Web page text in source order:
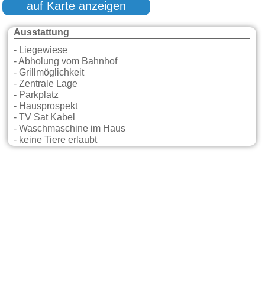
auf Karte anzeigen
Ausstattung
- Liegewiese
- Abholung vom Bahnhof
- Grillmöglichkeit
- Zentrale Lage
- Parkplatz
- Hausprospekt
- TV Sat Kabel
- Waschmaschine im Haus
- keine Tiere erlaubt